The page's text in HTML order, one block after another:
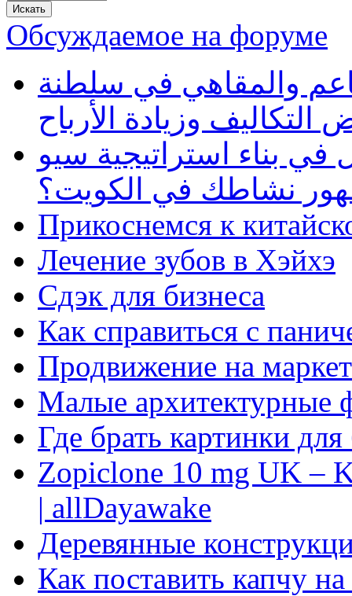
Обсуждаемое на форуме
والمقاهي في سلطنة
وزيادة الأرباح
بناء استراتيجية سيو
نشاطك في الكويت؟
Прикоснемся к
Лечение зубов в Хэйхэ
Сдэк для бизнеса
Как справиться с
Продвижение на
Малые архитектурные
Где брать картинки
Zopiclone 10 mg UK –
| allDayawake
Деревянные
Как поставить капчу